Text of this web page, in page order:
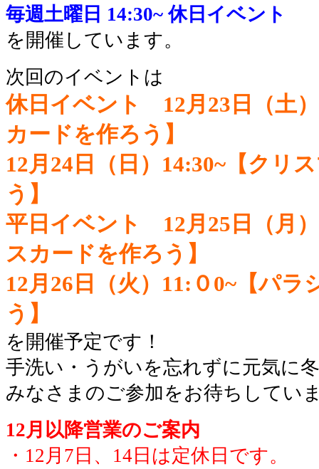
毎週土曜日 14:30~休日イベント
を開催しています。
次回のイベントは
休日イベント 12月23日（土
カードを作ろう】
12月24日（日）14:30~【クリ
う】
平日イベント 12月25日（月
スカードを作ろう】
12月26日（火）11:０0~【パラ
う 】
を開催予定です！
手洗い・うがいを忘れずに元気に
みなさまのご参加をお待ちしてい
12月以降営業のご案内
・12月7日、14日は定休日です。